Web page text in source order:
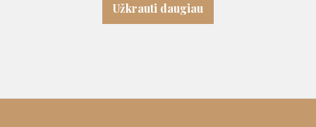
Užkrauti daugiau